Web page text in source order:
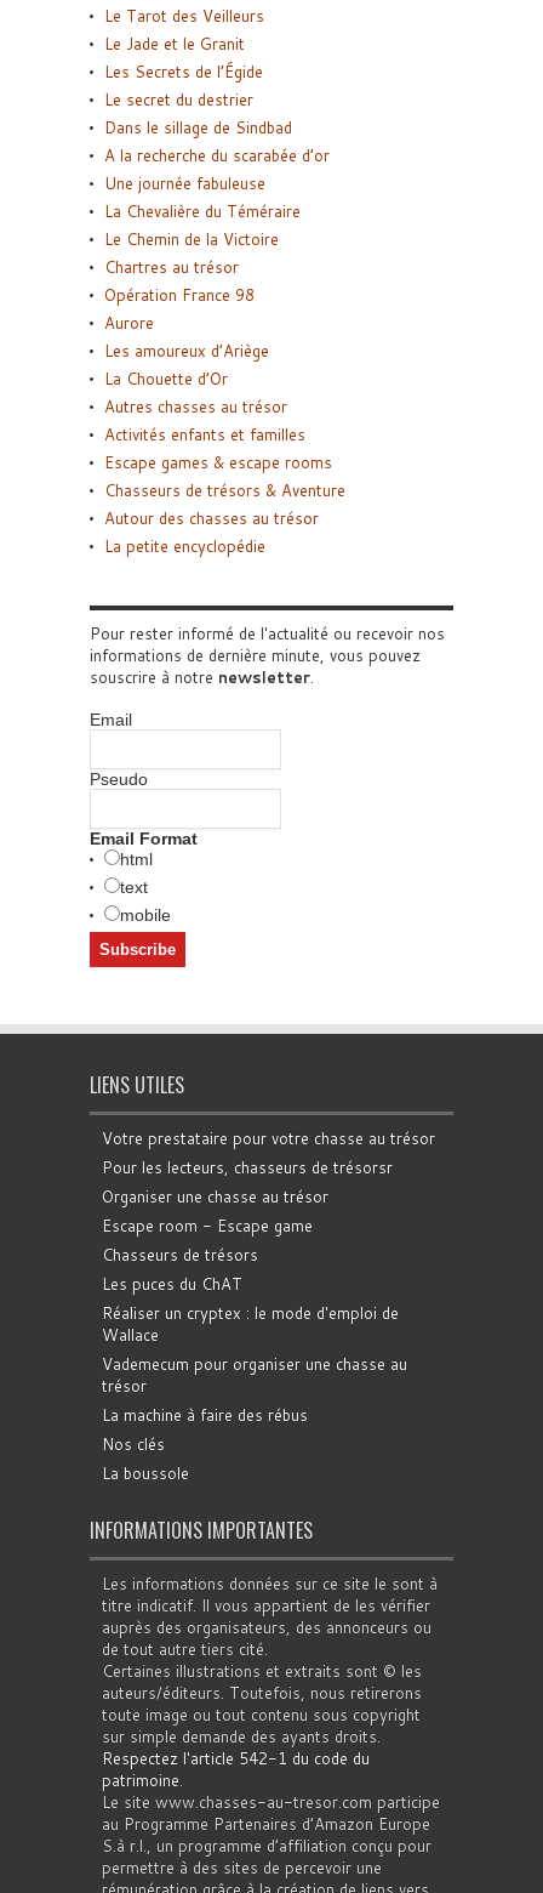
Le Tarot des Veilleurs
Le Jade et le Granit
Les Secrets de l’Égide
Le secret du destrier
Dans le sillage de Sindbad
A la recherche du scarabée d’or
Une journée fabuleuse
La Chevalière du Téméraire
Le Chemin de la Victoire
Chartres au trésor
Opération France 98
Aurore
Les amoureux d’Ariège
La Chouette d’Or
Autres chasses au trésor
Activités enfants et familles
Escape games & escape rooms
Chasseurs de trésors & Aventure
Autour des chasses au trésor
La petite encyclopédie
Pour rester informé de l'actualité ou recevoir nos
informations de dernière minute, vous pouvez
souscrire à notre newsletter.
Email
Pseudo
Email Format
html
text
mobile
LIENS UTILES
Votre prestataire pour votre chasse au trésor
Pour les lecteurs, chasseurs de trésorsr
Organiser une chasse au trésor
Escape room - Escape game
Chasseurs de trésors
Les puces du ChAT
Réaliser un cryptex : le mode d'emploi de
Wallace
Vademecum pour organiser une chasse au
trésor
La machine à faire des rébus
Nos clés
La boussole
INFORMATIONS IMPORTANTES
Les informations données sur ce site le sont à
titre indicatif. Il vous appartient de les vérifier
auprès des organisateurs, des annonceurs ou
de tout autre tiers cité.
Certaines illustrations et extraits sont © les
auteurs/éditeurs. Toutefois, nous retirerons
toute image ou tout contenu sous copyright
sur simple demande des ayants droits.
Respectez l'article 542-1 du code du
patrimoine.
Le site www.chasses-au-tresor.com participe
au Programme Partenaires d’Amazon Europe
S.à r.l., un programme d’affiliation conçu pour
permettre à des sites de percevoir une